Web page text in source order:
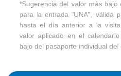
*Sugerencia del valor más bajo
para la entrada "UNA", válida
hasta el día anterior a la
valor aplicado en el
bajo del pasaporte individual del